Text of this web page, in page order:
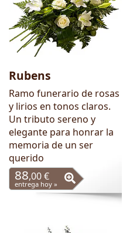
Rubens
Ramo funerario de rosas
y lirios en tonos claros.
Un tributo sereno y
elegante para honrar la
memoria de un ser
querido
88,00 €
entrega hoy »